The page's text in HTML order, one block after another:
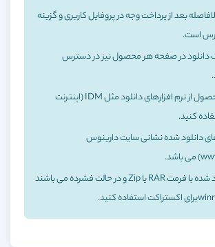
بعد از پرداخت وجه در پروفایل کاربری و گزینه
است.
دانلود در صفحه هر محصول نیز در دسترس
برای دانلود محصول از نرم افزارهای دانلود مثل IDM (اینترنت
کنید.
دانلود شده نشانی سایت دارینوس
فایلهای دانلود شده با فرمت RAR یا Zip و در حالت فشرده می باشند